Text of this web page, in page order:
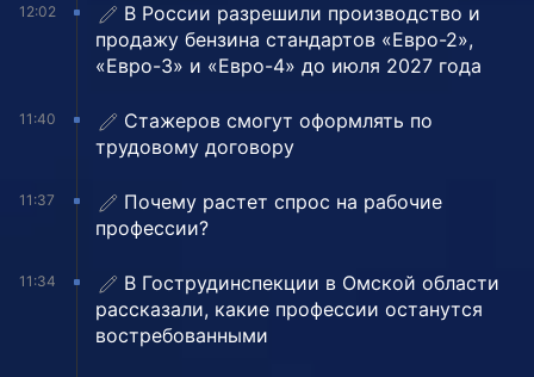
12:02
В России разрешили производство и
продажу бензина стандартов «Евро-2»,
«Евро-3» и «Евро-4» до июля 2027 года
11:40
Стажеров смогут оформлять по
трудовому договору
11:37
Почему растет спрос на рабочие
профессии?
11:34
В Гострудинспекции в Омской области
рассказали, какие профессии останутся
востребованными